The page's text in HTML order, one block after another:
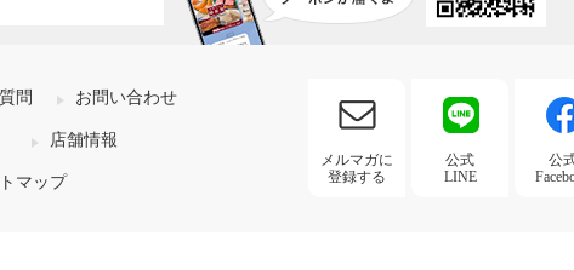
問 お問い合わせ
店舗情報
マップ
メルマガに
登録する
公式
LINE
公